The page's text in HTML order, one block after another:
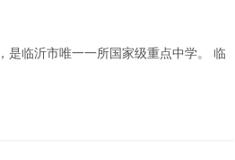
临沂市唯一一所国家级重点中学。 临